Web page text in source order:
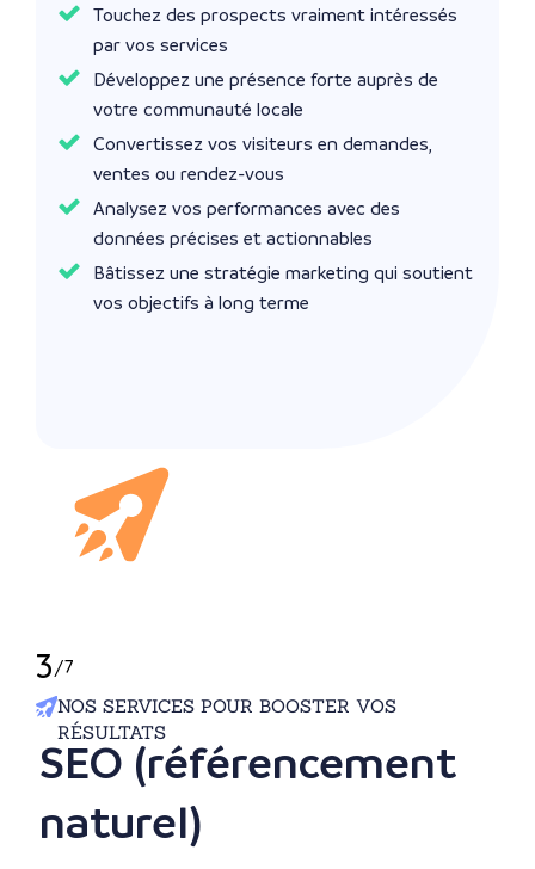
Touchez des prospects vraiment intéressés
par vos services
Développez une présence forte auprès de
votre communauté locale
Convertissez vos visiteurs en demandes,
ventes ou rendez-vous
Analysez vos performances avec des
données précises et actionnables
Bâtissez une stratégie marketing qui soutient
vos objectifs à long terme
3 /7
NOS SERVICES POUR BOOSTER VOS
RÉSULTATS
SEO (référencement
naturel)